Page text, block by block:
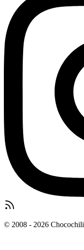
© 2008 - 2026 Chocochili